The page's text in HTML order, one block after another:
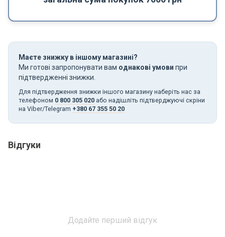
Маєте знижку в іншому магазині?
Ми готові запропонувати вам однакові умови при
підтвердженні знижки.
Для підтвердження знижки іншого магазину наберіть нас за
телефоном 0 800 305 020 або надішліть підтверджуючі скріни
на Viber/Telegram +380 67 355 50 20
Відгуки
Додайте перший відгук